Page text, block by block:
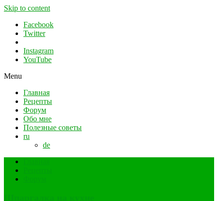
Skip to content
Facebook
Twitter
Instagram
YouTube
Menu
Главная
Рецепты
Форум
Обо мне
Полезные советы
ru
de